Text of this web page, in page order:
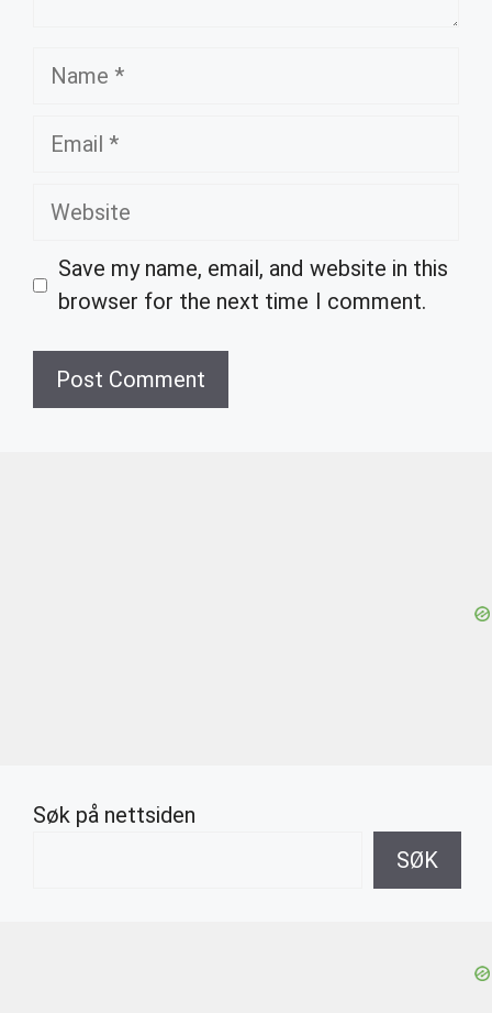
Name
Email
Website
Save my name, email, and website in this
browser for the next time I comment.
Søk på nettsiden
SØK